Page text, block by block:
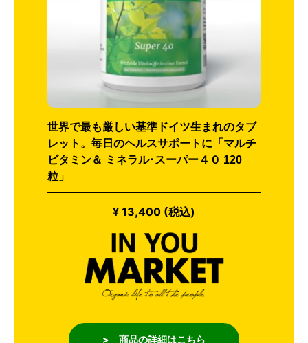
世界で最も厳しい基準ドイツ生まれのタブ
レット。毎日のヘルスサポートに「マルチ
ビタミン＆ ミネラル･スーパー４０ 120
粒」
¥ 13,400 (税込)
> 商品の詳細はこちら